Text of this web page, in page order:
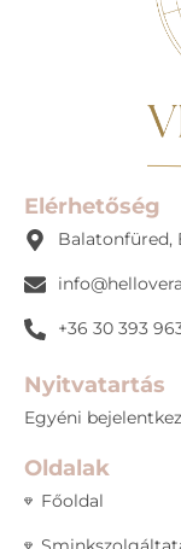
Elérhetőség
Balatonfüred,
+36 30 393
Nyitvatartás
Egyéni
Oldalak
Főoldal